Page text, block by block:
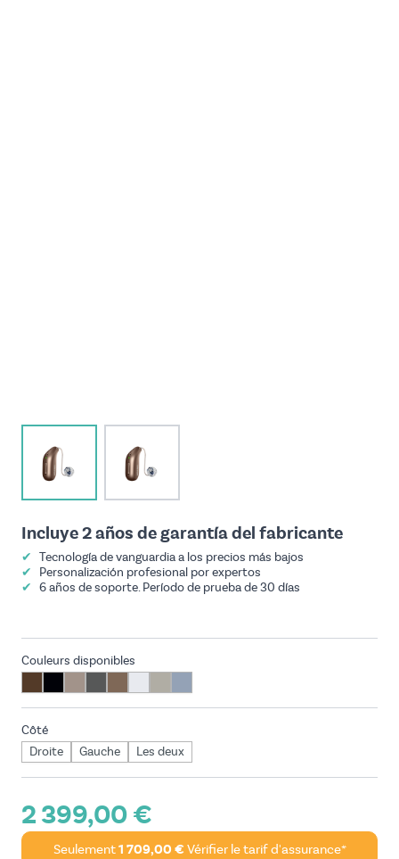
Incluye 2 años de garantía del fabricante
✔ Tecnología de vanguardia a los precios más bajos
✔
Personalización profesional por expertos
✔ 6 años de soporte. Período de prueba de 30 días
Couleurs disponibles
Côté
Droite
Gauche Les deux
2 399,00 €
Seulement1 709,00 € Vérifier le tarif d'assurance*